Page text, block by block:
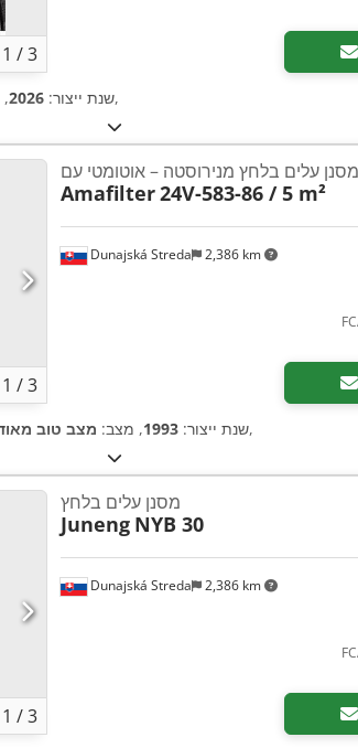
1 /3
שנת ייצור: 2026
, ,
1 /3
Dunajská Streda 2,386 km
Amafilter24V-583-86 / 5 m²
שנת ייצור: 1993, מצב: מצב טוב ,
1 /3
Dunajská Streda 2,386 km
מסנן עלים בלחץ
Juneng NYB 30